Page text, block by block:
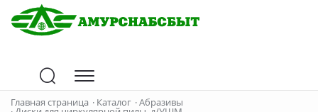
Главная страница · Каталог ·Абразивы